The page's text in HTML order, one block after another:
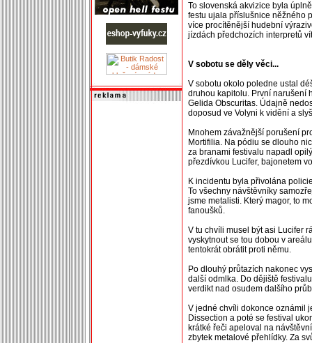
To slovenská akvizice byla
festu ujala příslušnice něžného
více procítěnější hudební
jízdách předchozích interpretů
V sobotu se děly věci...
V sobotu okolo poledne ustal
druhou kapitolu. První narušení
Gelida Obscuritas. Údajně
doposud ve Volyni k vidění a
Mnohem závažnější porušení
Mortifilia. Na pódiu se dlouho
za branami festivalu napadl
přezdívkou Lucifer, bajonetem
K incidentu byla přivolána
To všechny návštěvníky
jsme metalisti. Který magor, to
fanoušků.
V tu chvíli musel být asi Lucifer
vyskytnout se tou dobou v
tentokrát obrátit proti němu.
Po dlouhý průtazích nakonec
další odmlka. Do dějiště
verdikt nad osudem dalšího
V jedné chvíli dokonce oznámil
Dissection a poté se festival
krátké řeči apeloval na
zbytek metalové přehlídky. Za